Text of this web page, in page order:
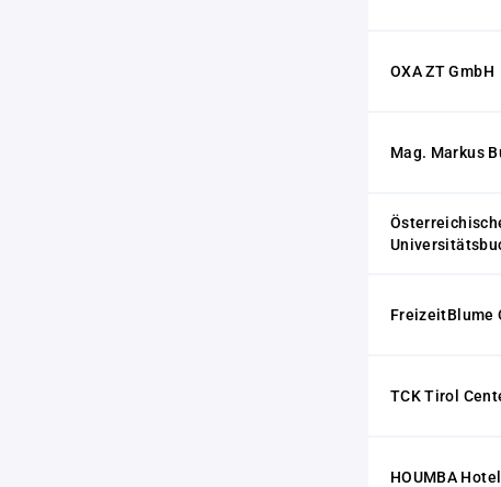
OXA ZT GmbH
Mag. Markus
FreizeitBlume
TCK Tirol
HOUMBA